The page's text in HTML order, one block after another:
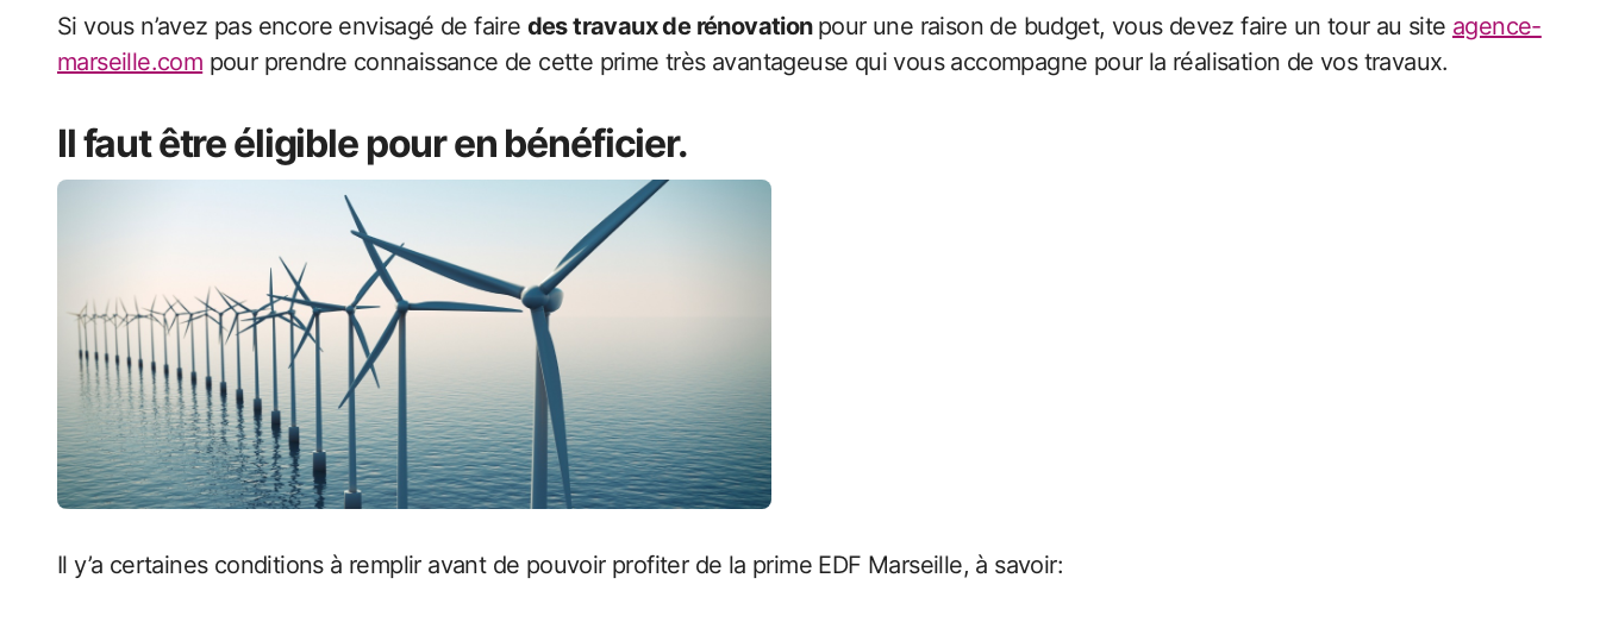
Si vous n’avez pas encore envisagé de faire des travaux de rénovation pour une raison de budget, vous devez faire un tour au site agence-
marseille.com pour prendre connaissance de cette prime très avantageuse qui vous accompagne pour la réalisation de vos travaux.
Il faut être éligible pour en bénéficier.
Il y’a certaines conditions à remplir avant de pouvoir profiter de la prime EDF Marseille, à savoir: